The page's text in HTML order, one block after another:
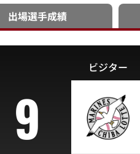
出場選手成績
9
ビジター